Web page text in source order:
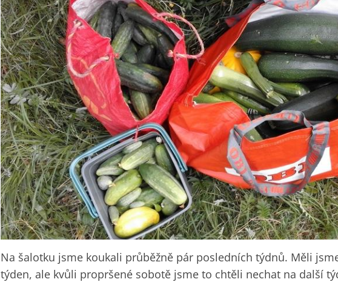
Na šalotku jsme koukali průběžně pár posledních týdnů. Měli
týden, ale kvůli propršené sobotě jsme to chtěli nechat na další